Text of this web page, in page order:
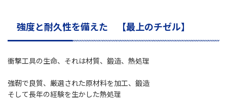
強度と耐久性を備えた 【最上のチゼル】
衝撃工具の生命、それは材質、鍛造、熱処理
強靭で良質、厳選された原材料を加工、鍛造
そして長年の経験を生かした熱処理